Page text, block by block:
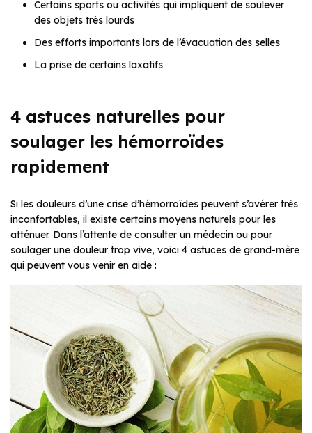
Certains sports ou activités qui impliquent de soulever
des objets très lourds
Des efforts importants lors de l’évacuation des selles
La prise de certains laxatifs
4 astuces naturelles pour
soulager les hémorroïdes
rapidement
Si les douleurs d’une crise d’hémorroïdes peuvent s’avérer très
inconfortables, il existe certains moyens naturels pour les
atténuer. Dans l’attente de consulter un médecin ou pour
soulager une douleur trop vive, voici 4 astuces de grand-mère
qui peuvent vous venir en aide :